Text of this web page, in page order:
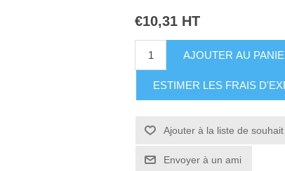
€10,31 HT
AJOUTER AU
ESTIMER LES FRAIS
Ajouter à la liste de souhait
Envoyer à un ami